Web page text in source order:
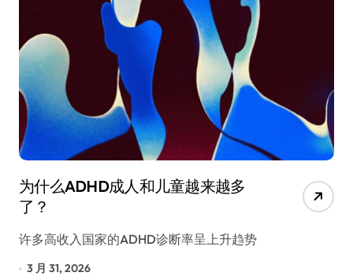
为什么ADHD成人和儿童越来越多
了？
许多高收入国家的ADHD诊断率呈上升趋势
3 月 31, 2026